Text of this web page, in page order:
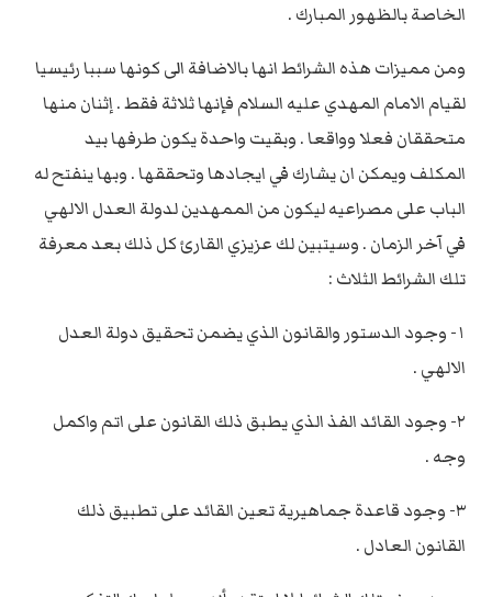
الخاصة بالظهور المبارك .
ومن مميزات هذه الشرائط انها بالاضافة الى كونها سببا رئيسيا
لقيام الامام المهدي عليه السلام فإنها ثلاثة فقط . إثنان منها
متحققان فعلا وواقعا . وبقيت واحدة يكون طرفها بيد
المكلف ويمكن ان يشارك في ايجادها وتحققها . وبها ينفتح له
الباب على مصراعيه ليكون من الممهدين لدولة العدل الالهي
في آخر الزمان . وسيتبين لك عزيزي القارئ كل ذلك بعد معرفة
تلك الشرائط الثلاث :
١- وجود الدستور والقانون الذي يضمن تحقيق دولة العدل
الالهي .
٢- وجود القائد الفذ الذي يطبق ذلك القانون على اتم واكمل
وجه .
٣- وجود قاعدة جماهيرية تعين القائد على تطبيق ذلك
القانون العادل .